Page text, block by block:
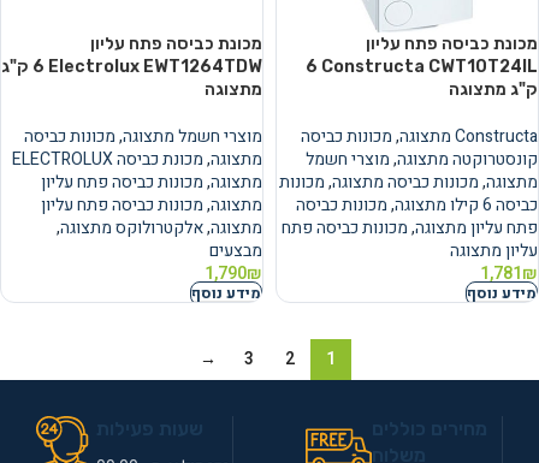
מכונת כביסה פתח עליון
Constructa CWT10T24IL ‏6
‏ק"ג מתצוגה
Constructa מתצוגה ,מכונות כביסה
קונסטרוקטה מתצוגה,מוצרי חשמל
מתצוגה,מכונות כביסה מתצוגה,מכונות
כביסה 6 קילו מתצוגה
,מכונות כביסה
פתח עליון מתצוגה,מכונות כביסה פתח
עליון מתצוגה
1,781₪
מידע נוסף
מכונת כביסה פתח עליון
Electrolux EWT1264TDW ‏6 ‏ק"ג
מתצוגה
מוצרי חשמל מתצוגה,מכונות כביסה
מתצוגה,
מכונת כביסה ELECTROLUX
מתצוגה,מכונות כביסה פתח עליון
מתצוגה,מכונות כביסה פתח עליון
מתצוגה,אלקטרולוקס מתצוגה,
מבצעים
1,790₪
מידע נוסף
1
2
3
→